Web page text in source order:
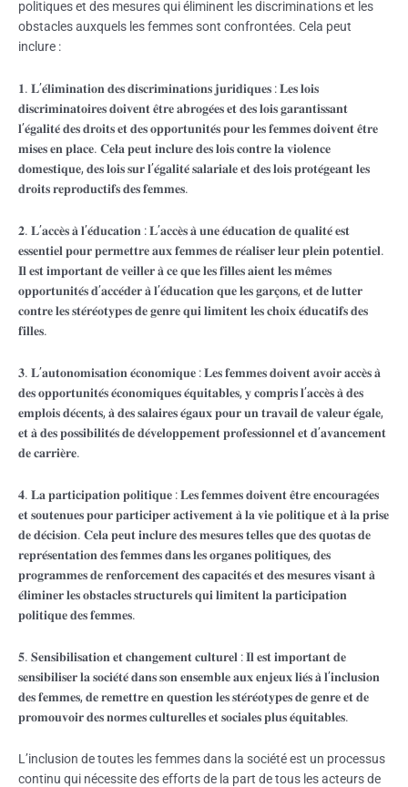
politiques et des mesures qui éliminent lesdiscriminations et les
obstacles auxquels les femmes sont confrontées. Cela peut
inclure :
𝟏. 𝐋’𝐞́𝐥𝐢𝐦𝐢𝐧𝐚𝐭𝐢𝐨𝐧 𝐝𝐞𝐬 𝐝𝐢𝐬𝐜𝐫𝐢𝐦𝐢𝐧𝐚𝐭𝐢𝐨𝐧𝐬 𝐣𝐮𝐫𝐢𝐝𝐢𝐪𝐮𝐞𝐬 : 𝐋𝐞𝐬 𝐥𝐨𝐢𝐬
𝐝𝐢𝐬𝐜𝐫𝐢𝐦𝐢𝐧𝐚𝐭𝐨𝐢𝐫𝐞𝐬 𝐝𝐨𝐢𝐯𝐞𝐧𝐭 𝐞̂𝐭𝐫𝐞 𝐚𝐛𝐫𝐨𝐠𝐞́𝐞𝐬 𝐞𝐭 𝐝𝐞𝐬 𝐥𝐨𝐢𝐬 𝐠𝐚𝐫𝐚𝐧𝐭𝐢𝐬𝐬𝐚𝐧𝐭
𝐥’𝐞́𝐠𝐚𝐥𝐢𝐭𝐞́ 𝐝𝐞𝐬 𝐝𝐫𝐨𝐢𝐭𝐬 𝐞𝐭 𝐝𝐞𝐬 𝐨𝐩𝐩𝐨𝐫𝐭𝐮𝐧𝐢𝐭𝐞́𝐬 𝐩𝐨𝐮𝐫 𝐥𝐞𝐬 𝐟𝐞𝐦𝐦𝐞𝐬 𝐝𝐨𝐢𝐯𝐞𝐧𝐭 𝐞̂𝐭𝐫𝐞
𝐦𝐢𝐬𝐞𝐬 𝐞𝐧 𝐩𝐥𝐚𝐜𝐞. 𝐂𝐞𝐥𝐚 𝐩𝐞𝐮𝐭 𝐢𝐧𝐜𝐥𝐮𝐫𝐞 𝐝𝐞𝐬 𝐥𝐨𝐢𝐬 𝐜𝐨𝐧𝐭𝐫𝐞 𝐥𝐚 𝐯𝐢𝐨𝐥𝐞𝐧𝐜𝐞
𝐝𝐨𝐦𝐞𝐬𝐭𝐢𝐪𝐮𝐞, 𝐝𝐞𝐬 𝐥𝐨𝐢𝐬 𝐬𝐮𝐫 𝐥’𝐞́𝐠𝐚𝐥𝐢𝐭𝐞́ 𝐬𝐚𝐥𝐚𝐫𝐢𝐚𝐥𝐞 𝐞𝐭 𝐝𝐞𝐬 𝐥𝐨𝐢𝐬 𝐩𝐫𝐨𝐭𝐞́𝐠𝐞𝐚𝐧𝐭 𝐥𝐞𝐬
𝐝𝐫𝐨𝐢𝐭𝐬 𝐫𝐞𝐩𝐫𝐨𝐝𝐮𝐜𝐭𝐢𝐟𝐬 𝐝𝐞𝐬 𝐟𝐞𝐦𝐦𝐞𝐬.
𝟐. 𝐋’𝐚𝐜𝐜𝐞̀𝐬 𝐚̀ 𝐥’𝐞́𝐝𝐮𝐜𝐚𝐭𝐢𝐨𝐧 : 𝐋’𝐚𝐜𝐜𝐞̀𝐬 𝐚̀ 𝐮𝐧𝐞 𝐞́𝐝𝐮𝐜𝐚𝐭𝐢𝐨𝐧 𝐝𝐞 𝐪𝐮𝐚𝐥𝐢𝐭𝐞́ 𝐞𝐬𝐭
𝐞𝐬𝐬𝐞𝐧𝐭𝐢𝐞𝐥 𝐩𝐨𝐮𝐫 𝐩𝐞𝐫𝐦𝐞𝐭𝐭𝐫𝐞 𝐚𝐮𝐱 𝐟𝐞𝐦𝐦𝐞𝐬 𝐝𝐞 𝐫𝐞́𝐚𝐥𝐢𝐬𝐞𝐫 𝐥𝐞𝐮𝐫 𝐩𝐥𝐞𝐢𝐧 𝐩𝐨𝐭𝐞𝐧𝐭𝐢𝐞𝐥.
𝐈𝐥 𝐞𝐬𝐭 𝐢𝐦𝐩𝐨𝐫𝐭𝐚𝐧𝐭 𝐝𝐞 𝐯𝐞𝐢𝐥𝐥𝐞𝐫 𝐚̀ 𝐜𝐞 𝐪𝐮𝐞 𝐥𝐞𝐬 𝐟𝐢𝐥𝐥𝐞𝐬 𝐚𝐢𝐞𝐧𝐭 𝐥𝐞𝐬 𝐦𝐞̂𝐦𝐞𝐬
𝐨𝐩𝐩𝐨𝐫𝐭𝐮𝐧𝐢𝐭𝐞́𝐬 𝐝’𝐚𝐜𝐜𝐞́𝐝𝐞𝐫 𝐚̀ 𝐥’𝐞́𝐝𝐮𝐜𝐚𝐭𝐢𝐨𝐧 𝐪𝐮𝐞 𝐥𝐞𝐬 𝐠𝐚𝐫𝐜̧𝐨𝐧𝐬, 𝐞𝐭 𝐝𝐞 𝐥𝐮𝐭𝐭𝐞𝐫
𝐜𝐨𝐧𝐭𝐫𝐞 𝐥𝐞𝐬 𝐬𝐭𝐞́𝐫𝐞́𝐨𝐭𝐲𝐩𝐞𝐬 𝐝𝐞 𝐠𝐞𝐧𝐫𝐞 𝐪𝐮𝐢 𝐥𝐢𝐦𝐢𝐭𝐞𝐧𝐭 𝐥𝐞𝐬 𝐜𝐡𝐨𝐢𝐱 𝐞́𝐝𝐮𝐜𝐚𝐭𝐢𝐟𝐬 𝐝𝐞𝐬
𝐟𝐢𝐥𝐥𝐞𝐬.
𝟑. 𝐋’𝐚𝐮𝐭𝐨𝐧𝐨𝐦𝐢𝐬𝐚𝐭𝐢𝐨𝐧 𝐞́𝐜𝐨𝐧𝐨𝐦𝐢𝐪𝐮𝐞 : 𝐋𝐞𝐬 𝐟𝐞𝐦𝐦𝐞𝐬 𝐝𝐨𝐢𝐯𝐞𝐧𝐭 𝐚𝐯𝐨𝐢𝐫 𝐚𝐜𝐜𝐞̀𝐬 𝐚̀
𝐝𝐞𝐬 𝐨𝐩𝐩𝐨𝐫𝐭𝐮𝐧𝐢𝐭𝐞́𝐬 𝐞́𝐜𝐨𝐧𝐨𝐦𝐢𝐪𝐮𝐞𝐬 𝐞́𝐪𝐮𝐢𝐭𝐚𝐛𝐥𝐞𝐬, 𝐲 𝐜𝐨𝐦𝐩𝐫𝐢𝐬 𝐥’𝐚𝐜𝐜𝐞̀𝐬 𝐚̀ 𝐝𝐞𝐬
𝐞𝐦𝐩𝐥𝐨𝐢𝐬 𝐝𝐞́𝐜𝐞𝐧𝐭𝐬, 𝐚̀ 𝐝𝐞𝐬 𝐬𝐚𝐥𝐚𝐢𝐫𝐞𝐬 𝐞́𝐠𝐚𝐮𝐱 𝐩𝐨𝐮𝐫 𝐮𝐧 𝐭𝐫𝐚𝐯𝐚𝐢𝐥 𝐝𝐞 𝐯𝐚𝐥𝐞𝐮𝐫 𝐞́𝐠𝐚𝐥𝐞,
𝐞𝐭 𝐚̀ 𝐝𝐞𝐬 𝐩𝐨𝐬𝐬𝐢𝐛𝐢𝐥𝐢𝐭𝐞́𝐬 𝐝𝐞 𝐝𝐞́𝐯𝐞𝐥𝐨𝐩𝐩𝐞𝐦𝐞𝐧𝐭 𝐩𝐫𝐨𝐟𝐞𝐬𝐬𝐢𝐨𝐧𝐧𝐞𝐥 𝐞𝐭 𝐝’𝐚𝐯𝐚𝐧𝐜𝐞𝐦𝐞𝐧𝐭
𝐝𝐞 𝐜𝐚𝐫𝐫𝐢𝐞̀𝐫𝐞.
𝟒. 𝐋𝐚 𝐩𝐚𝐫𝐭𝐢𝐜𝐢𝐩𝐚𝐭𝐢𝐨𝐧 𝐩𝐨𝐥𝐢𝐭𝐢𝐪𝐮𝐞 : 𝐋𝐞𝐬 𝐟𝐞𝐦𝐦𝐞𝐬 𝐝𝐨𝐢𝐯𝐞𝐧𝐭 𝐞̂𝐭𝐫𝐞 𝐞𝐧𝐜𝐨𝐮𝐫𝐚𝐠𝐞́𝐞𝐬
𝐞𝐭 𝐬𝐨𝐮𝐭𝐞𝐧𝐮𝐞𝐬 𝐩𝐨𝐮𝐫 𝐩𝐚𝐫𝐭𝐢𝐜𝐢𝐩𝐞𝐫 𝐚𝐜𝐭𝐢𝐯𝐞𝐦𝐞𝐧𝐭 𝐚̀ 𝐥𝐚 𝐯𝐢𝐞 𝐩𝐨𝐥𝐢𝐭𝐢𝐪𝐮𝐞 𝐞𝐭 𝐚̀ 𝐥𝐚 𝐩𝐫𝐢𝐬𝐞
𝐝𝐞 𝐝𝐞́𝐜𝐢𝐬𝐢𝐨𝐧. 𝐂𝐞𝐥𝐚 𝐩𝐞𝐮𝐭 𝐢𝐧𝐜𝐥𝐮𝐫𝐞 𝐝𝐞𝐬 𝐦𝐞𝐬𝐮𝐫𝐞𝐬 𝐭𝐞𝐥𝐥𝐞𝐬 𝐪𝐮𝐞 𝐝𝐞𝐬 𝐪𝐮𝐨𝐭𝐚𝐬 𝐝𝐞
𝐫𝐞𝐩𝐫𝐞́𝐬𝐞𝐧𝐭𝐚𝐭𝐢𝐨𝐧 𝐝𝐞𝐬 𝐟𝐞𝐦𝐦𝐞𝐬 𝐝𝐚𝐧𝐬 𝐥𝐞𝐬 𝐨𝐫𝐠𝐚𝐧𝐞𝐬 𝐩𝐨𝐥𝐢𝐭𝐢𝐪𝐮𝐞𝐬, 𝐝𝐞𝐬
𝐩𝐫𝐨𝐠𝐫𝐚𝐦𝐦𝐞𝐬 𝐝𝐞 𝐫𝐞𝐧𝐟𝐨𝐫𝐜𝐞𝐦𝐞𝐧𝐭 𝐝𝐞𝐬 𝐜𝐚𝐩𝐚𝐜𝐢𝐭𝐞́𝐬 𝐞𝐭 𝐝𝐞𝐬 𝐦𝐞𝐬𝐮𝐫𝐞𝐬 𝐯𝐢𝐬𝐚𝐧𝐭 𝐚̀
𝐞́𝐥𝐢𝐦𝐢𝐧𝐞𝐫 𝐥𝐞𝐬 𝐨𝐛𝐬𝐭𝐚𝐜𝐥𝐞𝐬 𝐬𝐭𝐫𝐮𝐜𝐭𝐮𝐫𝐞𝐥𝐬 𝐪𝐮𝐢 𝐥𝐢𝐦𝐢𝐭𝐞𝐧𝐭 𝐥𝐚 𝐩𝐚𝐫𝐭𝐢𝐜𝐢𝐩𝐚𝐭𝐢𝐨𝐧
𝐩𝐨𝐥𝐢𝐭𝐢𝐪𝐮𝐞 𝐝𝐞𝐬 𝐟𝐞𝐦𝐦𝐞𝐬.
𝟓. 𝐒𝐞𝐧𝐬𝐢𝐛𝐢𝐥𝐢𝐬𝐚𝐭𝐢𝐨𝐧 𝐞𝐭 𝐜𝐡𝐚𝐧𝐠𝐞𝐦𝐞𝐧𝐭 𝐜𝐮𝐥𝐭𝐮𝐫𝐞𝐥 : 𝐈𝐥 𝐞𝐬𝐭 𝐢𝐦𝐩𝐨𝐫𝐭𝐚𝐧𝐭 𝐝𝐞
𝐬𝐞𝐧𝐬𝐢𝐛𝐢𝐥𝐢𝐬𝐞𝐫 𝐥𝐚 𝐬𝐨𝐜𝐢𝐞́𝐭𝐞́ 𝐝𝐚𝐧𝐬 𝐬𝐨𝐧 𝐞𝐧𝐬𝐞𝐦𝐛𝐥𝐞 𝐚𝐮𝐱 𝐞𝐧𝐣𝐞𝐮𝐱 𝐥𝐢𝐞́𝐬 𝐚̀ 𝐥’𝐢𝐧𝐜𝐥𝐮𝐬𝐢𝐨𝐧
𝐝𝐞𝐬 𝐟𝐞𝐦𝐦𝐞𝐬, 𝐝𝐞 𝐫𝐞𝐦𝐞𝐭𝐭𝐫𝐞 𝐞𝐧 𝐪𝐮𝐞𝐬𝐭𝐢𝐨𝐧 𝐥𝐞𝐬 𝐬𝐭𝐞́𝐫𝐞́𝐨𝐭𝐲𝐩𝐞𝐬 𝐝𝐞 𝐠𝐞𝐧𝐫𝐞 𝐞𝐭 𝐝𝐞
𝐩𝐫𝐨𝐦𝐨𝐮𝐯𝐨𝐢𝐫 𝐝𝐞𝐬 𝐧𝐨𝐫𝐦𝐞𝐬 𝐜𝐮𝐥𝐭𝐮𝐫𝐞𝐥𝐥𝐞𝐬 𝐞𝐭 𝐬𝐨𝐜𝐢𝐚𝐥𝐞𝐬 𝐩𝐥𝐮𝐬 𝐞́𝐪𝐮𝐢𝐭𝐚𝐛𝐥𝐞𝐬.
L’inclusion de toutes les femmes dans la société est un processus
continu qui nécessite des efforts de la part de tous les acteurs de